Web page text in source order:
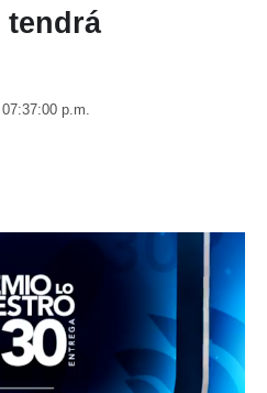
tendrá
p.m.